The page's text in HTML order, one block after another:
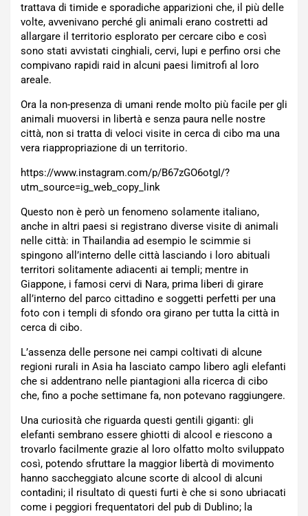
trattava di timide e sporadiche apparizioni che, il più delle
volte, avvenivano perché gli animali erano costretti ad
allargare il territorio esplorato per cercare cibo e così
sono stati avvistati cinghiali, cervi, lupi e perfino orsi che
compivano rapidi raid in alcuni paesi limitrofi al loro
areale.
Ora la non-presenza di umani rende molto più facile per gli
animali muoversi in libertà e senza paura nelle nostre
città, non si tratta di veloci visite in cerca di cibo ma una
vera riappropriazione di un territorio.
https://www.instagram.com/p/B67zGO6otgI/?
utm_source=ig_web_copy_link
Questo non è però un fenomeno solamente italiano,
anche in altri paesi si registrano diverse visite di animali
nelle città: in Thailandia ad esempio le scimmie si
spingono all’interno delle città lasciando i loro abituali
territori solitamente adiacenti ai templi; mentre in
Giappone, i famosi cervi di Nara, prima liberi di girare
all’interno del parco cittadino e soggetti perfetti per una
foto con i templi di sfondo ora girano per tutta la città in
cerca di cibo.
L’assenza delle persone nei campi coltivati di alcune
regioni rurali in Asia ha lasciato campo libero agli elefanti
che si addentrano nelle piantagioni alla ricerca di cibo
che, fino a poche settimane fa, non potevano raggiungere.
Una curiosità che riguarda questi gentili giganti: gli
elefanti sembrano essere ghiotti di alcool e riescono a
trovarlo facilmente grazie al loro olfatto molto sviluppato
così, potendo sfruttare la maggior libertà di movimento
hanno saccheggiato alcune scorte di alcool di alcuni
contadini; il risultato di questi furti è che si sono ubriacati
come i peggiori frequentatori del pub di Dublino; la